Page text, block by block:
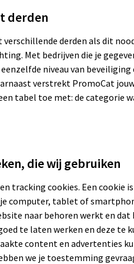
derden
derden als dit
Met bedrijven die je
niveau van
verstrekt PromoCat
tabel toe met: de categorie
die wij gebruiken
tracking cookies. Een cookie
computer, tablet of
naar behoren werkt en
te laten werken en deze te
content en advertenties
we je toestemming